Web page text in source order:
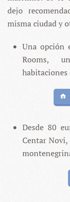
dejo
misma ciudad y
Una opción
Rooms,
habitaciones
Desde 80
Centar